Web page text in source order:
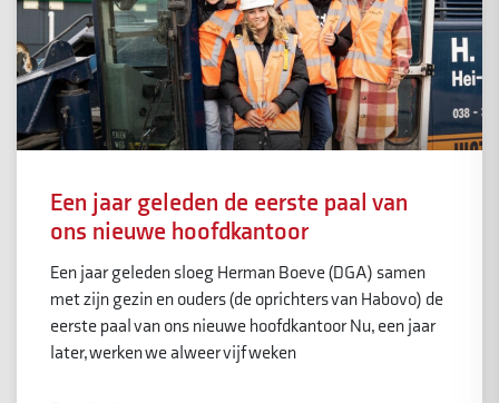
Een jaar geleden de eerste paal van
ons nieuwe hoofdkantoor
Een jaar geleden sloeg Herman Boeve (DGA) samen
met zijn gezin en ouders (de oprichters van Habovo) de
eerste paal van ons nieuwe hoofdkantoor Nu, een jaar
later, werken we alweer vijf weken